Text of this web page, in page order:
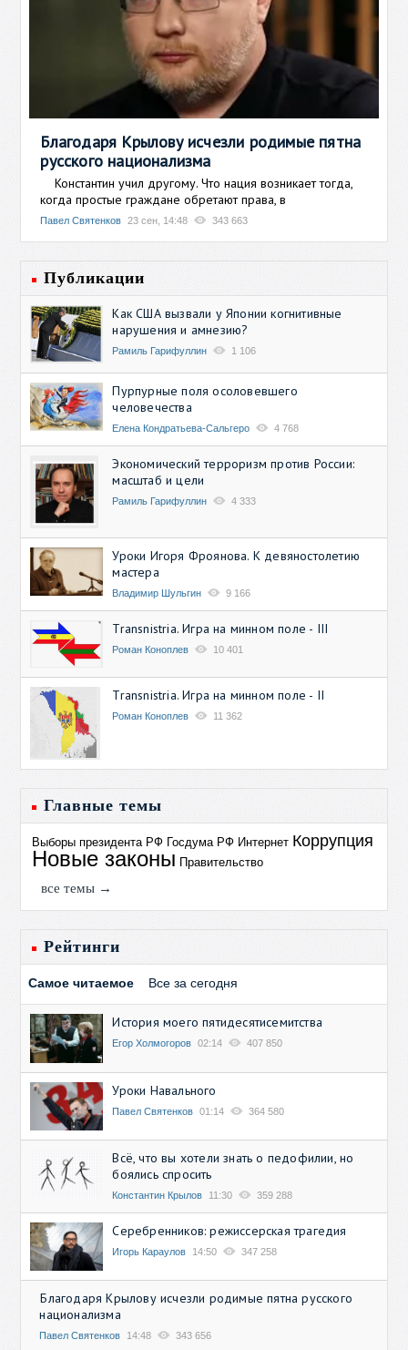
Благодаря Крылову исчезли родимые пятна
русского национализма
Константин учил другому. Что нация возникает тогда,
когда простые граждане обретают права, в
Павел Святенков 23 сен, 14:48 343 663
Публикации
Как США вызвали у Японии когнитивные
нарушения и амнезию?
Рамиль Гарифуллин 1 106
Пурпурные поля осоловевшего
человечества
Елена Кондратьева-Сальгеро 4 768
Экономический терроризм против России:
масштаб и цели
Рамиль Гарифуллин 4 333
Уроки Игоря Фроянова. К девяностолетию
мастера
Владимир Шульгин 9 166
Transnistria. Игра на минном поле - III
Роман Коноплев 10 401
Transnistria. Игра на минном поле - II
Роман Коноплев 11 362
Главные темы
Выборы президента РФ Госдума РФ Интернет Коррупция
Новые законы Правительство
все темы →
Рейтинги
Самое читаемое Все за сегодня
История моего пятидесятисемитства
Егор Холмогоров 02:14 407 850
Уроки Навального
Павел Святенков 01:14 364 580
Всё, что вы хотели знать о педофилии, но
боялись спросить
Константин Крылов 11:30 359 288
Серебренников: режиссерская трагедия
Игорь Караулов 14:50 347 258
Благодаря Крылову исчезли родимые пятна русского
национализма
Павел Святенков 14:48 343 656